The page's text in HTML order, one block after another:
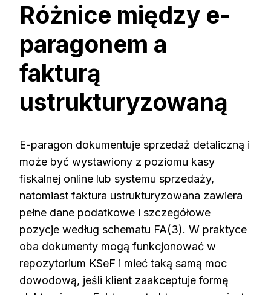
Różnice między e-
paragonem a
fakturą
ustrukturyzowaną
E-paragon dokumentuje sprzedaż detaliczną i
może być wystawiony z poziomu kasy
fiskalnej online lub systemu sprzedaży,
natomiast faktura ustrukturyzowana zawiera
pełne dane podatkowe i szczegółowe
pozycje według schematu FA(3). W praktyce
oba dokumenty mogą funkcjonować w
repozytorium KSeF i mieć taką samą moc
dowodową, jeśli klient zaakceptuje formę